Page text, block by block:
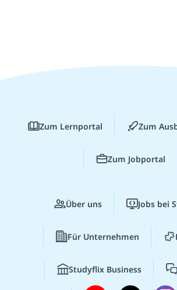
Zum Lernportal Zum
Zum Jobportal
Über uns Jobs bei
Für Unternehmen
Studyflix Business